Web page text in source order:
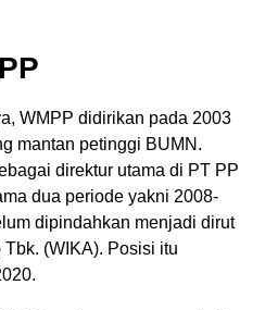
WMPP didirikan pada 2003
mantan petinggi BUMN.
direktur utama di PT PP
dua periode yakni 2008-
dipindahkan menjadi dirut
(WIKA). Posisi itu